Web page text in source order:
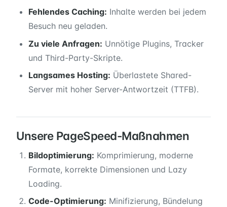
Fehlendes Caching: Inhalte werden bei jedem
Besuch neu geladen.
Zu viele Anfragen: Unnötige Plugins, Tracker
und Third-Party-Skripte.
Langsames Hosting: Überlastete Shared-
Server mit hoher Server-Antwortzeit (TTFB).
Unsere PageSpeed-Maßnahmen
Bildoptimierung: Komprimierung, moderne
Formate, korrekte Dimensionen und Lazy
Loading.
Code-Optimierung: Minifizierung, Bündelung